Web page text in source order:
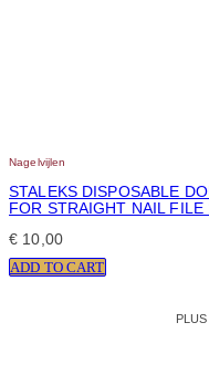
Nagelvijlen
STALEKS DISPOSABLE
FOR STRAIGHT NAIL
€ 10,00
ADD TO CART